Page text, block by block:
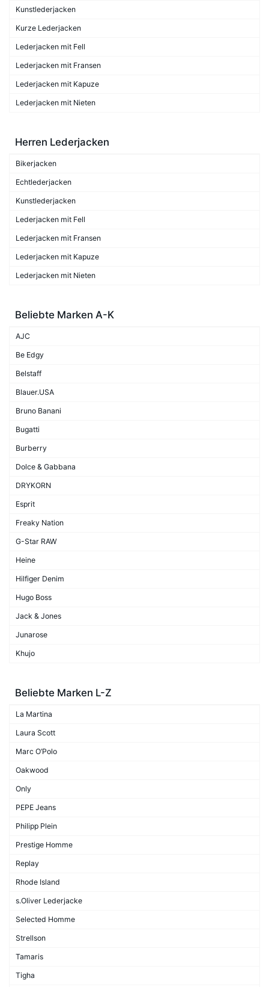
Kunstlederjacken
Kurze Lederjacken
Lederjacken mit Fell
Lederjacken mit Fransen
Lederjacken mit Kapuze
Lederjacken mit Nieten
Herren Lederjacken
Bikerjacken
Echtlederjacken
Kunstlederjacken
Lederjacken mit Fell
Lederjacken mit Fransen
Lederjacken mit Kapuze
Lederjacken mit Nieten
Beliebte Marken A-K
AJC
Be Edgy
Belstaff
Blauer.USA
Bruno Banani
Bugatti
Burberry
Dolce & Gabbana
DRYKORN
Esprit
Freaky Nation
G-Star RAW
Heine
Hilfiger Denim
Hugo Boss
Jack & Jones
Junarose
Khujo
Beliebte Marken L-Z
La Martina
Laura Scott
Marc O’Polo
Oakwood
Only
PEPE Jeans
Philipp Plein
Prestige Homme
Replay
Rhode Island
s.Oliver Lederjacke
Selected Homme
Strellson
Tamaris
Tigha